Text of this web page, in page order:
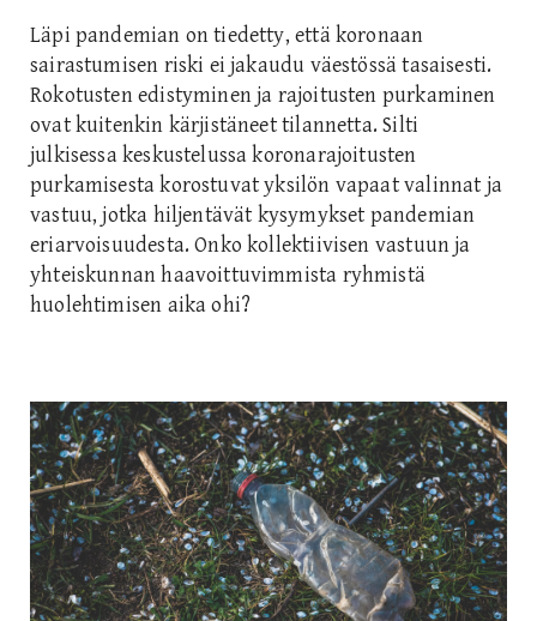
Läpi pandemian on tiedetty, että koronaan
sairastumisen riski ei jakaudu väestössä tasaisesti.
Rokotusten edistyminen ja rajoitusten purkaminen
ovat kuitenkin kärjistäneet tilannetta. Silti
julkisessa keskustelussa koronarajoitusten
purkamisesta korostuvat yksilön vapaat valinnat ja
vastuu, jotka hiljentävät kysymykset pandemian
eriarvoisuudesta. Onko kollektiivisen vastuun ja
yhteiskunnan haavoittuvimmista ryhmistä
huolehtimisen aika ohi?